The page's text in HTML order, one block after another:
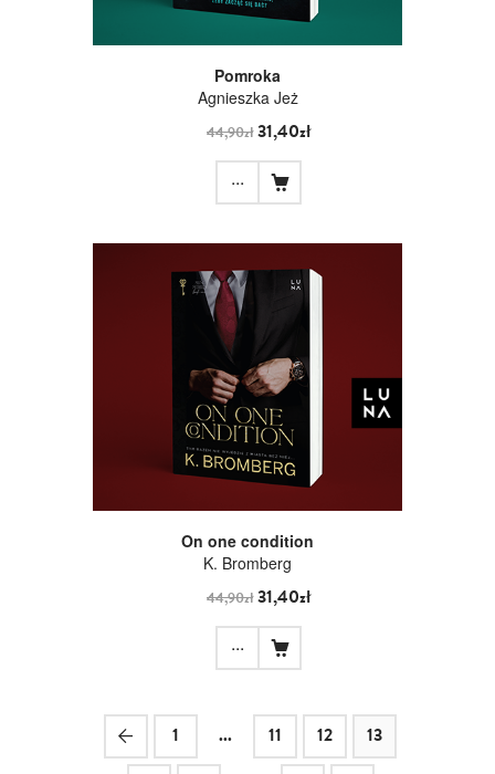
Pomroka
Agnieszka Jeż
44,90zł31,40zł
...
On one condition
K. Bromberg
44,90zł31,40zł
...
1 ... 11 12
13